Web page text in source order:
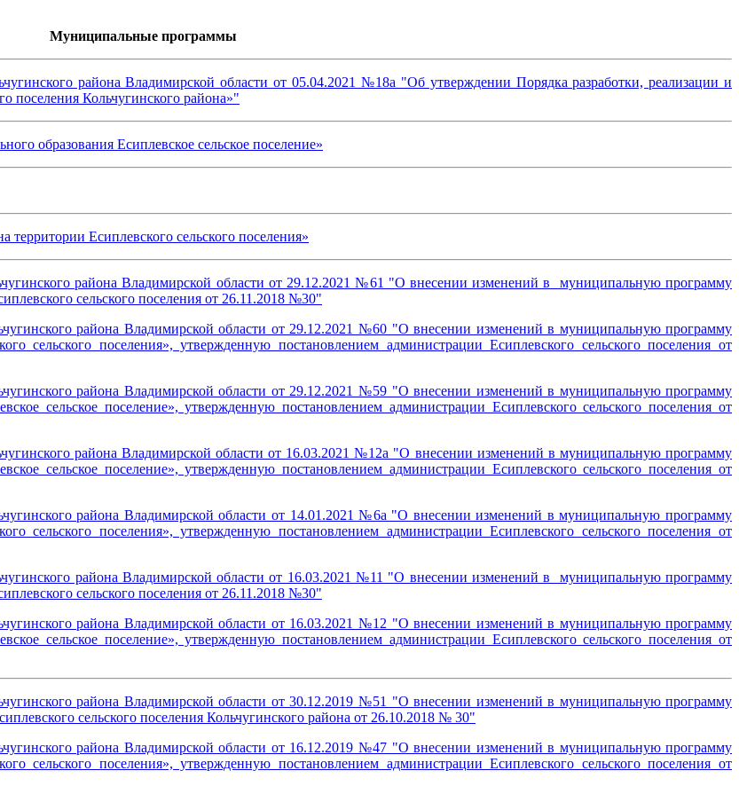
Муниципальные программы
района Владимирской области от 05.04.2021 №18а "Об утверждении Порядка разработки, реализации и
поселения Кольчугинского района»"
образования Есиплевское сельское поселение»
Есиплевского сельского поселения»
района Владимирской области от 29.12.2021 №61 "О внесении изменений в муниципальную программу
сельского поселения от 26.11.2018 №30"
района Владимирской области от 29.12.2021 №60 "О внесении изменений в муниципальную программу
сельского поселения», утвержденную постановлением администрации Есиплевского сельского поселения от
района Владимирской области от 29.12.2021 №59 "О внесении изменений в муниципальную программу
сельское поселение», утвержденную постановлением администрации Есиплевского сельского поселения от
района Владимирской области от 16.03.2021 №12a "О внесении изменений в муниципальную программу
сельское поселение», утвержденную постановлением администрации Есиплевского сельского поселения от
района Владимирской области от 14.01.2021 №6a "О внесении изменений в муниципальную программу
сельского поселения», утвержденную постановлением администрации Есиплевского сельского поселения от
района Владимирской области от 16.03.2021 №11 "О внесении изменений в муниципальную программу
сельского поселения от 26.11.2018 №30"
района Владимирской области от 16.03.2021 №12 "О внесении изменений в муниципальную программу
сельское поселение», утвержденную постановлением администрации Есиплевского сельского поселения от
района Владимирской области от 30.12.2019 №51 "О внесении изменений в муниципальную программу
сельского поселения Кольчугинского района от 26.10.2018 № 30"
района Владимирской области от 16.12.2019 №47 "О внесении изменений в муниципальную программу
сельского поселения», утвержденную постановлением администрации Есиплевского сельского поселения от